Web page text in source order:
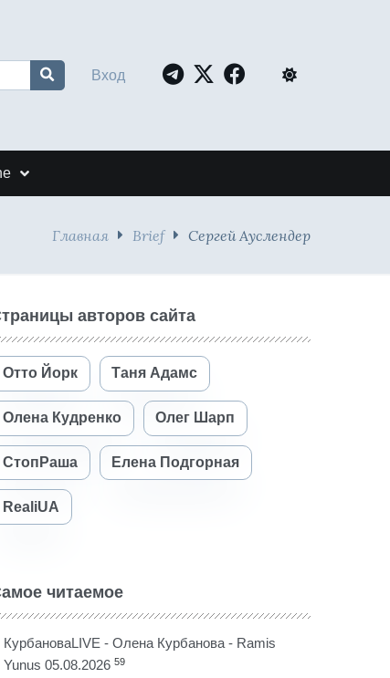
Вход
Главная Brief Сергей Ауслендер
авторов сайта
Отто Йорк Таня Адамс
Олена Кудренко Олег Шарп
СтопРаша Елена Подгорная
RealiUA
читаемое
КурбановаLIVE - Олена Курбанова - Ramis
Yunus 05.08.2026 59